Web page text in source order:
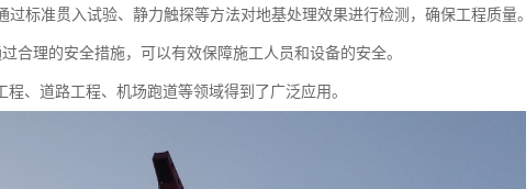
标准贯入试验、静力触探等方法对地基处理效果进行检测，确保工程质量。
合理的安全措施，可以有效保障施工人员和设备的安全。
、道路工程、机场跑道等领域得到了广泛应用。